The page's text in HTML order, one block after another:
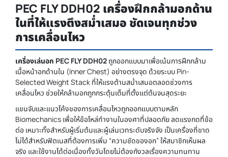
PEC FLY DDH02 เครื่องฝึกกล้ามอกด้าน
ในที่ให้แรงตึงสม่ำเสมอ ชัดเจนทุกช่วง
การเคลื่อนไหว
เครื่องเล่นอก PEC FLY DDH02 ถูกออกแบบมาเพื่อเน้นการฝึกกล้าม
เนื้อหน้าอกด้านใน (Inner Chest) อย่างตรงจุด ด้วยระบบ Pin-
Selected Weight Stack ที่ให้แรงต้านสม่ำเสมอตลอดช่วงการ
เคลื่อนไหว ช่วยให้กล้ามอกถูกกระตุ้นเต็มที่ตั้งแต่ต้นจนสุดระยะ
แขนจับและแนวโค้งของการเคลื่อนไหวถูกออกแบบตามหลัก
Biomechanics เพื่อให้ข้อไหล่ทำงานในองศาที่ปลอดภัย ลดแรงกดที่ข้อ
ต่อ เหมาะทั้งสำหรับผู้เริ่มต้นและผู้เล่นเวทระดับจริงจัง เป็นเครื่องที่ขาด
ไม่ได้สำหรับฟิตเนสที่ต้องการเพิ่ม “ความชัดของอก” ให้สมาชิกเห็นผล
จริง และใช้งานได้ต่อเนื่องทั้งวันโดยไม่ต้องกังวลเรื่องความทนทาน